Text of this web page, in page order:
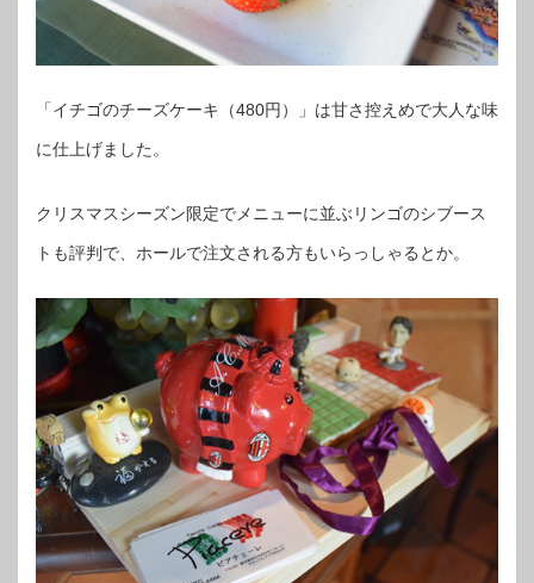
「イチゴのチーズケーキ（480円）」は甘さ控えめで大人な味
に仕上げました。
クリスマスシーズン限定でメニューに並ぶリンゴのシブース
トも評判で、ホールで注文される方もいらっしゃるとか。